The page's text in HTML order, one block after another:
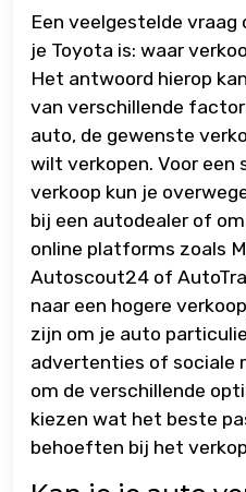
Een veelgestelde
je Toyota is: waar
Het antwoord hierop
van verschillende
auto, de gewenste
wilt verkopen. Voor een
verkoop kun je
bij een autodealer of
online platforms zoals
Autoscout24 of
naar een hogere
zijn om je auto
advertenties of sociale
om de verschillende
kiezen wat het beste
behoeften bij het